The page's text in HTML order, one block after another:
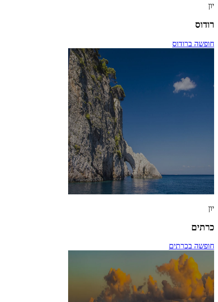
יון
רודוס
חופשה ברודוס
יון
כרתים
חופשה בכרתים